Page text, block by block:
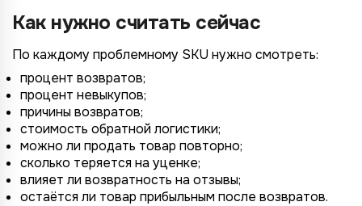
Как нужно считать сейчас
По каждому проблемному SKU нужно смотреть:
процент возвратов;
процент невыкупов;
причины возвратов;
стоимость обратной логистики;
можно ли продать товар повторно;
сколько теряется на уценке;
влияет ли возвратность на отзывы;
остаётся ли товар прибыльным после возвратов.